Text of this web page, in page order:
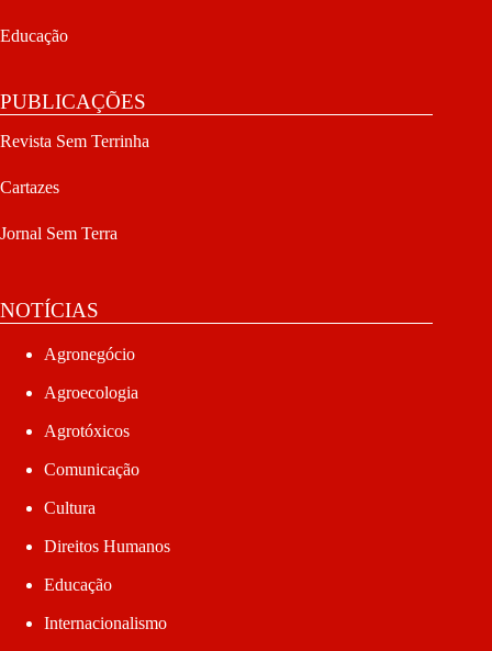
Educação
PUBLICAÇÕES
Revista Sem Terrinha
Cartazes
Jornal Sem Terra
NOTÍCIAS
Agronegócio
Agroecologia
Agrotóxicos
Comunicação
Cultura
Direitos Humanos
Educação
Internacionalismo